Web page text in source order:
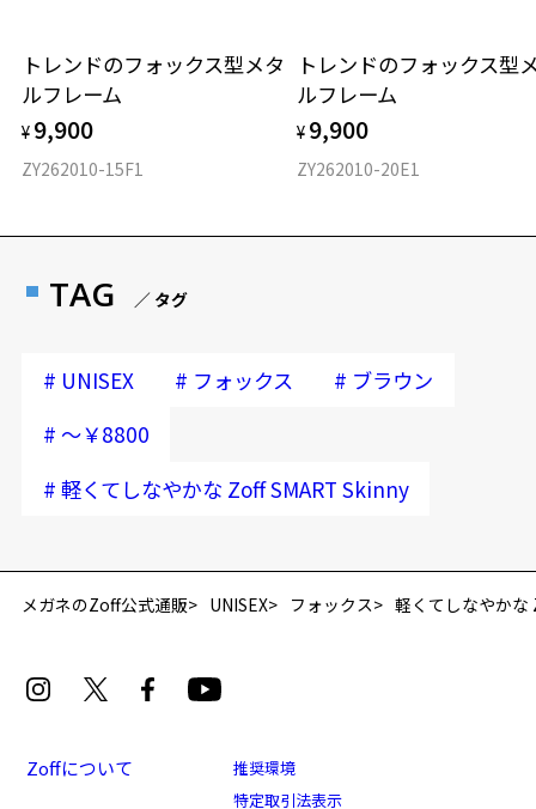
トレンドのフォックス型メタ
ルフレーム
¥ 9,900
ZY262010-15F1
トレンドのフォックス型
ルフレーム
¥ 9,900
ZY262010-20E1
TAG ／ タグ
# UNISEX # フォックス # ブラウン
# ～￥8800
# 軽くてしなやかな Zoff SMART Skinny
メガネのZoff公式通販 UNISEX フォックス 軽くてしなやかな
Zoffについて
推奨環境
特定取引法表示